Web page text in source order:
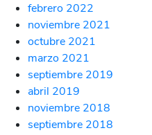
febrero 2022
noviembre 2021
octubre 2021
marzo 2021
septiembre 2019
abril 2019
noviembre 2018
septiembre 2018